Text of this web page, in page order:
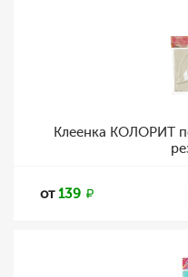
Клеенка КОЛОРИТ
от139